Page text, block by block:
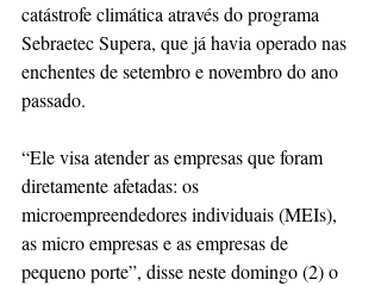
catástrofe climática através do programa
Sebraetec Supera, que já havia operado nas
enchentes de setembro e novembro do ano
passado.
“Ele visa atender as empresas que foram
diretamente afetadas: os
microempreendedores individuais (MEIs),
as micro empresas e as empresas de
pequeno porte”, disse neste domingo (2) o